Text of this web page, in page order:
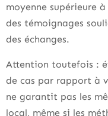
moyenne supérieure
des témoignages
des échanges.
Attention toutefois :
de cas par rapport à
ne garantit pas les
local, même si les